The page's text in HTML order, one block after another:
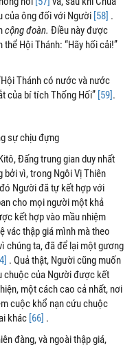
của ông đối với Người [58] .
cộng đoàn. Điều này được
Hội Thánh: “Hãy hối cải!”
Thánh có nước và nước
của bí tích Thống Hối” [59].
sự chịu đựng
Đấng trung gian duy nhất
bởi vì, trong Ngôi Vị Thiên
Người đã tự kết hợp với
cho mọi người một khả
kết hợp vào mầu nhiệm
vác thập giá mình mà theo
chúng ta, đã để lại một gương
. Quả thật, Người cũng muốn
chuộc của Người được kết
một cách cao cả nhất, nơi
cuộc khổ nạn cứu chuộc
khác [66] .
đàng, và ngoài thập giá,